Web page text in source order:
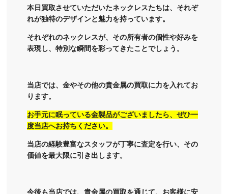
本日買取させていただいたネックレスたちは、それぞ
れが独特のデザインと魅力を持っています。
それぞれのネックレスが、その所有者の個性や好みを
表現し、特別な瞬間を彩ってきたことでしょう。
当店では、金やその他の貴金属の買取に力を入れてお
ります。
お手元に眠っている金製品がございましたら、ぜひ一
度当店へお持ちください。
当店の経験豊富なスタッフが丁寧に査定を行い、その
価値を最大限に引き出します。
今後も当店では、貴金属の買取を通じて、お客様に安